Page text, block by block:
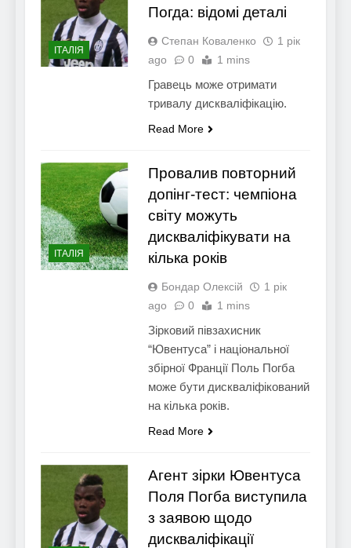
ІТАЛІЯ
Погда: відомі деталі
Степан Коваленко
1 рік
ago
0 1 mins
Гравець може отримати
тривалу дискваліфікацію.
Read More
ІТАЛІЯ
Провалив повторний
допінг-тест: чемпіона
світу можуть
дискваліфікувати на
кілька років
Бондар Олексій
1 рік
ago
0 1 mins
Зірковий півзахисник
“Ювентуса” і національної
збірної Франції Поль Погба
може бути дискваліфікований
на кілька років.
Read More
Агент зірки Ювентуса
Поля Погба виступила
з заявою щодо
дискваліфікації